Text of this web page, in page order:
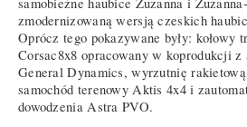
zmodernizowaną wersją czeskich
Oprócz tego pokazywane były: kołowy
Corsac8x8 opracowany w koprodukcji
General Dynamics, wyrzutnię
samochód terenowy Aktis 4x4 i
dowodzenia Astra PVO.